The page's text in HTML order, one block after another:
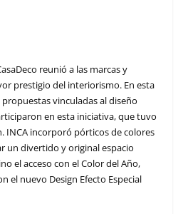
reunió a las marcas y
prestigio del interiorismo. En esta
vinculadas al diseño
en esta iniciativa, que tuvo
INCA incorporó pórticos de colores
un divertido y original espacio
el acceso con el Color del Año,
el nuevo Design Efecto Especial